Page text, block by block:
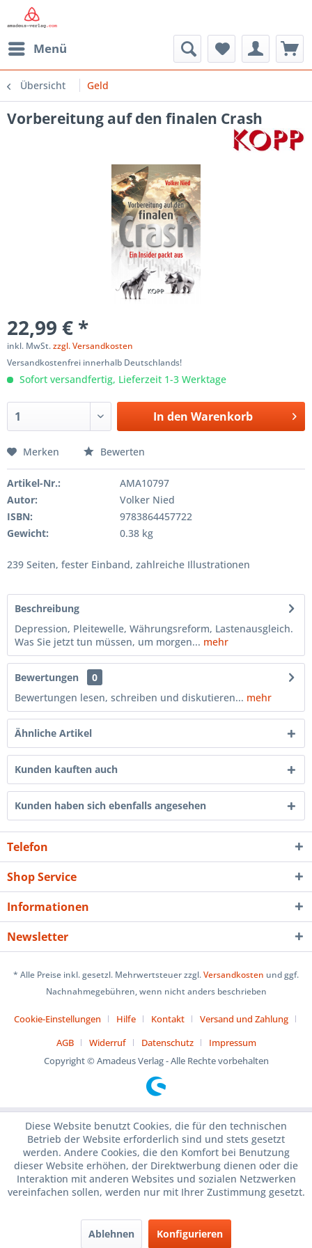
Menü
Übersicht Geld
Vorbereitung auf den finalen Crash
22,99 € *
inkl. MwSt.zzgl. Versandkosten
Versandkostenfrei innerhalb Deutschlands!
Sofort versandfertig, Lieferzeit 1-3 Werktage
In den Warenkorb
Merken Bewerten
Artikel-Nr.:
AMA10797
Autor:
Volker Nied
ISBN:
9783864457722
Gewicht:
0.38 kg
239 Seiten, fester Einband, zahlreiche Illustrationen
Beschreibung
Depression, Pleitewelle, Währungsreform, Lastenausgleich.
Was Sie jetzt tun müssen, um morgen... mehr
Bewertungen
0
Bewertungen lesen, schreiben und diskutieren... mehr
Ähnliche Artikel
Kunden kauften auch
Kunden haben sich ebenfalls angesehen
Telefon
Shop Service
Informationen
Newsletter
* Alle Preise inkl. gesetzl. Mehrwertsteuer zzgl.Versandkosten und ggf.
Nachnahmegebühren, wenn nicht anders beschrieben
Cookie-Einstellungen Hilfe Kontakt
Versand und Zahlung
AGB
Widerruf Datenschutz
Impressum
Copyright © Amadeus Verlag - Alle Rechte vorbehalten
Diese Website benutzt Cookies, die für den technischen
Betrieb der Website erforderlich sind und stets gesetzt
werden. Andere Cookies, die den Komfort bei Benutzung
dieser Website erhöhen, der Direktwerbung dienen oder die
Interaktion mit anderen Websites und sozialen Netzwerken
vereinfachen sollen, werden nur mit Ihrer Zustimmung gesetzt.
Ablehnen Konfigurieren